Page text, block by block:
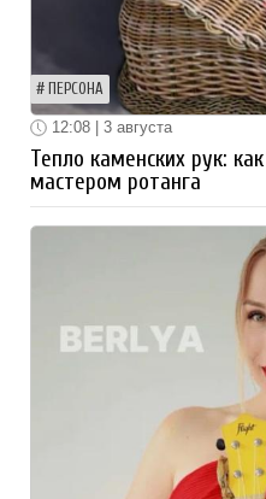
ПЕРСОНА
12:08 | 3 августа
Тепло каменских рук:
мастером ротанга